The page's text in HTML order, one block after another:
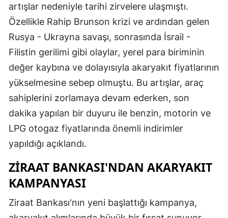
Eskişehir
Gaziantep
Giresun
Gümüşhane
Hakkari
Hatay
İzmir
artışlar nedeniyle tarihi zirvelere ulaşmıştı.
Özellikle Rahip Brunson krizi ve ardından gelen
Rusya - Ukrayna savaşı, sonrasında İsrail -
Filistin gerilimi gibi olaylar, yerel para biriminin
değer kaybına ve dolayısıyla akaryakıt fiyatlarının
yükselmesine sebep olmuştu. Bu artışlar, araç
sahiplerini zorlamaya devam ederken, son
dakika yapılan bir duyuru ile benzin, motorin ve
LPG otogaz fiyatlarında önemli indirimler
yapıldığı açıklandı.
ZIRAAT BANKASI'NDAN AKARYAKIT
KAMPANYASI
Ziraat Bankası'nın yeni başlattığı kampanya,